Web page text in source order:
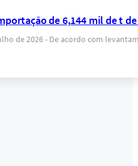
de 6,144 mil de t
de 2026 - De acordo com